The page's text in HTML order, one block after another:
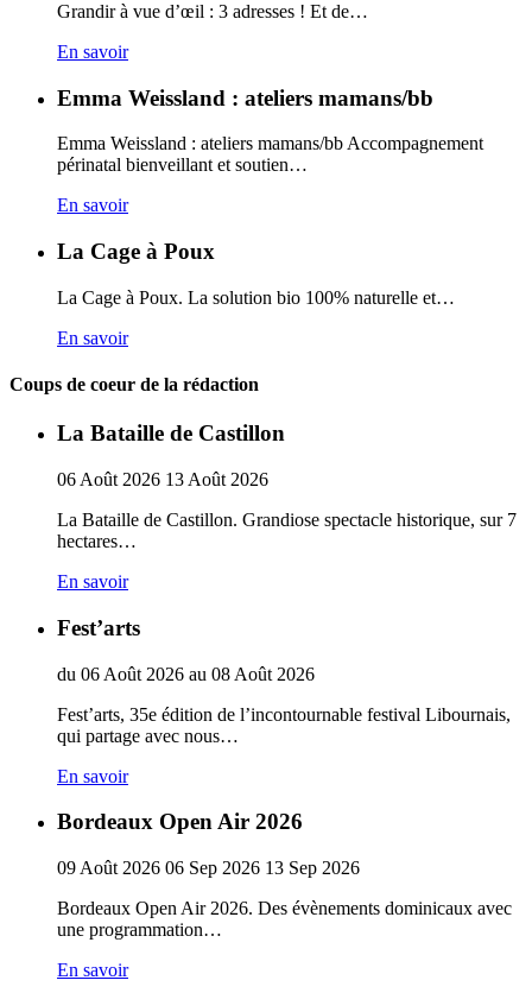
Grandir à vue d’œil : 3 adresses ! Et de…
En savoir
Emma Weissland : ateliers mamans/bb
Emma Weissland : ateliers mamans/bb Accompagnement
périnatal bienveillant et soutien…
En savoir
La Cage à Poux
La Cage à Poux. La solution bio 100% naturelle et…
En savoir
Coups de coeur de la rédaction
La Bataille de Castillon
06 Août 2026 13 Août 2026
La Bataille de Castillon. Grandiose spectacle historique, sur 7
hectares…
En savoir
Fest’arts
du 06 Août 2026 au 08 Août 2026
Fest’arts, 35e édition de l’incontournable festival Libournais,
qui partage avec nous…
En savoir
Bordeaux Open Air 2026
09 Août 2026 06 Sep 2026 13 Sep 2026
Bordeaux Open Air 2026. Des évènements dominicaux avec
une programmation…
En savoir